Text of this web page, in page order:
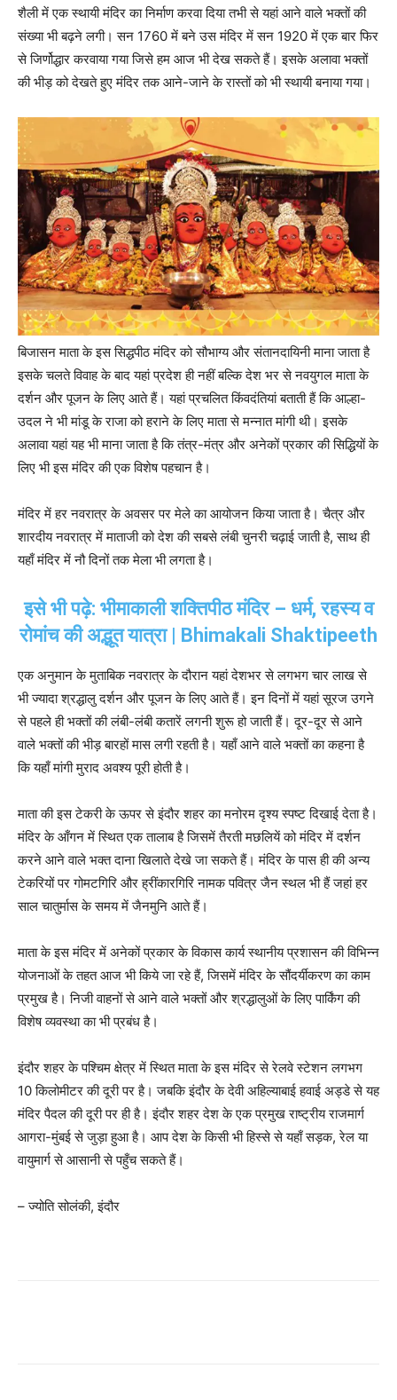
शैली में एक स्थायी मंदिर का निर्माण करवा दिया तभी से यहां आने वाले भक्तों की
संख्या भी बढ़ने लगी। सन 1760 में बने उस मंदिर में सन 1920 में एक बार फिर
से जिर्णोद्धार करवाया गया जिसे हम आज भी देख सकते हैं। इसके अलावा भक्तों
की भीड़ को देखते हुए मंदिर तक आने-जाने के रास्तों को भी स्थायी बनाया गया।
बिजासन माता के इस सिद्धपीठ मंदिर को सौभाग्य और संतानदायिनी माना जाता है
इसके चलते विवाह के बाद यहां प्रदेश ही नहीं बल्कि देश भर से नवयुगल माता के
दर्शन और पूजन के लिए आते हैं। यहां प्रचलित किंवदंतियां बताती हैं कि आल्हा-
उदल ने भी मांडू के राजा को हराने के लिए माता से मन्नात मांगी थी। इसके
अलावा यहां यह भी माना जाता है कि तंत्र-मंत्र और अनेकों प्रकार की सिद्धियों के
लिए भी इस मंदिर की एक विशेष पहचान है।
मंदिर में हर नवरात्र के अवसर पर मेले का आयोजन किया जाता है। चैत्र और
शारदीय नवरात्र में माताजी को देश की सबसे लंबी चुनरी चढ़ाई जाती है, साथ ही
यहाँ मंदिर में नौ दिनों तक मेला भी लगता है।
इसे भी पढ़े: भीमाकाली शक्तिपीठ मंदिर – धर्म, रहस्य व
रोमांच की अद्भूत यात्रा | Bhimakali Shaktipeeth
एक अनुमान के मुताबिक नवरात्र के दौरान यहां देशभर से लगभग चार लाख से
भी ज्यादा श्रद्धालु दर्शन और पूजन के लिए आते हैं। इन दिनों में यहां सूरज उगने
से पहले ही भक्तों की लंबी-लंबी कतारें लगनी शुरू हो जाती हैं। दूर-दूर से आने
वाले भक्तों की भीड़ बारहों मास लगी रहती है। यहाँ आने वाले भक्तों का कहना है
कि यहाँ मांगी मुराद अवश्य पूरी होती है।
माता की इस टेकरी के ऊपर से इंदौर शहर का मनोरम दृश्य स्पष्ट दिखाई देता है।
मंदिर के आँगन में स्थित एक तालाब है जिसमें तैरती मछलियें को मंदिर में दर्शन
करने आने वाले भक्त दाना खिलाते देखे जा सकते हैं। मंदिर के पास ही की अन्य
टेकरि‍यों पर गोमटगिरि और ह्रींकारगिरि नामक पवित्र जैन स्थल भी हैं जहां हर
साल चातुर्मास के समय में जैनमुनि आते हैं।
माता के इस मंदिर में अनेकों प्रकार के विकास कार्य स्थानीय प्रशासन की विभिन्न
योजनाओं के तहत आज भी किये जा रहे हैं, जिसमें मंदिर के सौंदर्यीकरण का काम
प्रमुख है। निजी वाहनों से आने वाले भक्तों और श्रद्धालुओं के लिए पार्किंग की
विशेष व्यवस्था का भी प्रबंध है।
इंदौर शहर के पश्चिम क्षेत्र में स्थित माता के इस मंदिर से रेलवे स्टेशन लगभग
10 किलोमीटर की दूरी पर है। जबकि इंदौर के देवी अहिल्याबाई हवाई अड्डे से यह
मंदिर पैदल की दूरी पर ही है। इंदौर शहर देश के एक प्रमुख राष्ट्रीय राजमार्ग
आगरा-मुंबई से जुड़ा हुआ है। आप देश के किसी भी हिस्से से यहाँ सड़क, रेल या
वायुमार्ग से आसानी से पहुँच सकते हैं।
– ज्योति सोलंकी, इंदौर